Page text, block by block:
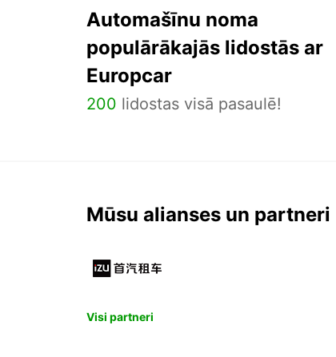
Automašīnu noma
populārākajās lidostās ar
Europcar
200 lidostas visā pasaulē!
Mūsu alianses un partneri
Visi partneri